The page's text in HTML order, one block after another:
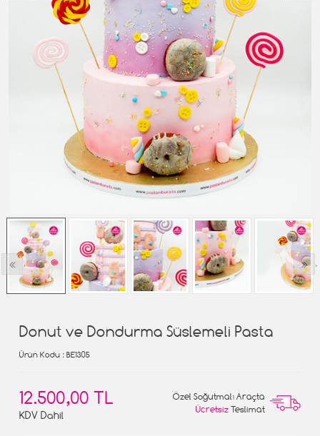
‹ ›
Donut ve Dondurma Süslemeli Pasta
Ürün Kodu : BE1305
12.500,00 TL
KDV Dahil
Özel Soğutmalı Araçta
Ücretsiz Teslimat